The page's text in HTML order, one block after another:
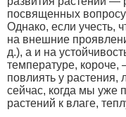
посвященных
Однако, если учесть,
на внешние
д.), а и на
температуре,
повлиять у
сейчас, когда мы уже
растений к влаге,